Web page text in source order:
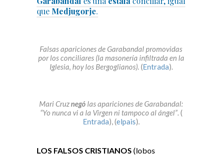
que Medjugorje.
Falsas apariciones de Garabandal promovidas
por los conciliares (la masonería infiltrada en la
Iglesia, hoy los Bergoglianos). (Entrada).
Mari Cruznegó las apariciones de Garabandal:
“Yo nunca vi a la Virgen ni tampoco al ángel”. (
Entrada), (elpais).
LOS FALSOS CRISTIANOS (lobos